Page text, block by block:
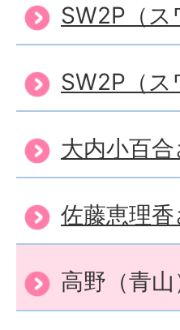
SW2P（ス
SW2P（
大内小百
佐藤恵理
高野（青